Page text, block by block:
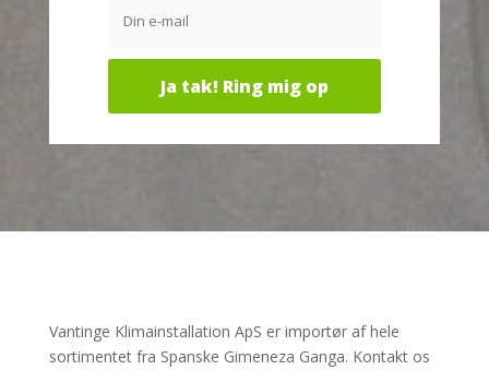
Vantinge Klimainstallation ApS er importør af hele
sortimentet fra Spanske Gimeneza Ganga. Kontakt os